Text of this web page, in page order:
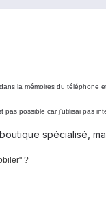
la mémoires du téléphone
possible car j'utilisai pas
spécialisé,
?